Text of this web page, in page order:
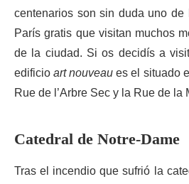
centenarios son sin duda uno
París gratis que visitan muchos
de la ciudad. Si os decidís a
edificioart nouveau es el situado
Rue de l’Arbre Sec y la Rue de la
Catedral de Notre-Dame
Tras el incendio que sufrió la